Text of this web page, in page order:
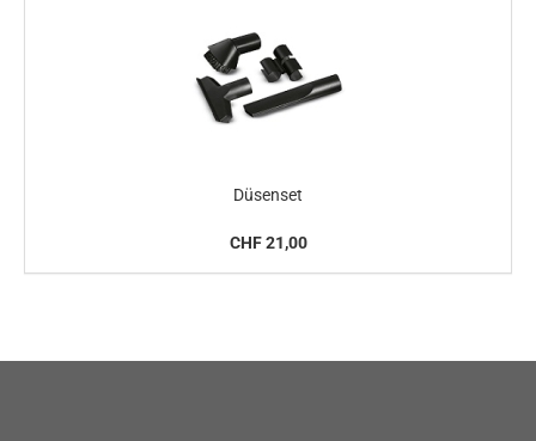
Düsenset
CHF 21,00